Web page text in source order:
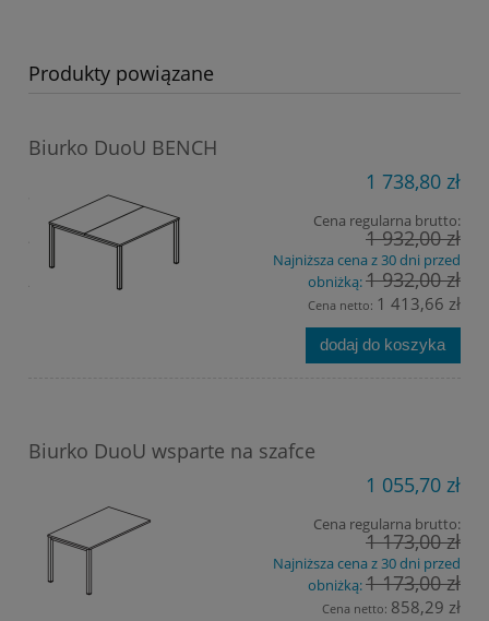
Produkty powiązane
Biurko DuoU BENCH
1 738,80 zł
Cena regularna brutto:
1 932,00 zł
Najniższa cena z 30 dni przed
obniżką:1 932,00 zł
Cena netto: 1 413,66 zł
dodaj do koszyka
Biurko DuoU wsparte na szafce
1 055,70 zł
Cena regularna brutto:
1 173,00 zł
Najniższa cena z 30 dni przed
obniżką:1 173,00 zł
Cena netto: 858,29 zł